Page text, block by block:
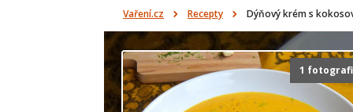
Vaření.cz Recepty Dýňový krém s
1